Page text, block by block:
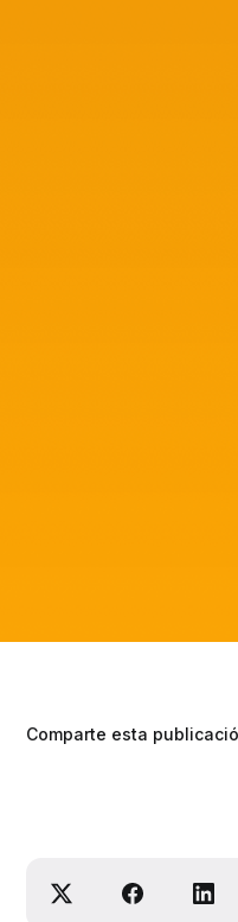
Comparte esta